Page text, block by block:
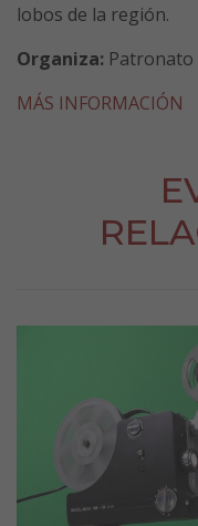
lobos de la región.
Organiza: Patronato
MÁS INFORMACIÓN